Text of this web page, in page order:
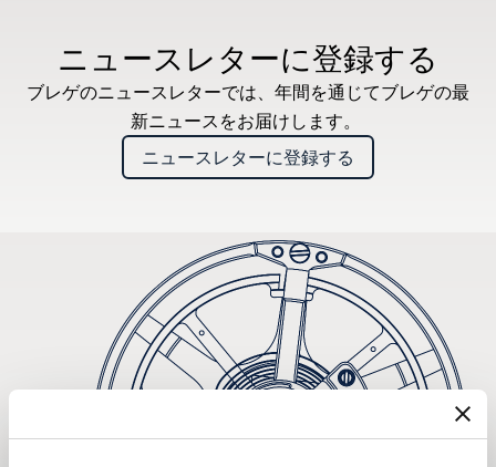
ニュースレターに登録する
ブレゲのニュースレターでは、年間を通じてブレゲの最
新ニュースをお届けします。
ニュースレターに登録する